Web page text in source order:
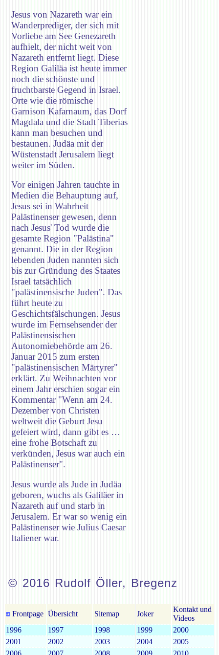
Jesus von Nazareth war ein
Wanderprediger, der sich mit
Vorliebe am See Genezareth
aufhielt, der nicht weit von
Nazareth entfernt liegt. Diese
Region Galiläa ist heute immer
noch die schönste und
fruchtbarste Gegend in Israel.
Orte wie die römische
Garnison Kafarnaum, das Dorf
Magdala und die Stadt Tiberias
kann man besuchen und
bestaunen. Judäa mit der
Wüstenstadt Jerusalem liegt
weiter im Süden.
Vor einigen Jahren tauchte in
Medien die Behauptung auf,
Jesus sei in Wahrheit
Palästinenser gewesen, denn
nach Jesus' Tod wurde die
gesamte Region "Palästina"
genannt. Die in der Region
lebenden Juden nannten sich
bis zur Gründung des Staates
Israel tatsächlich
"palästinensische Juden". Das
führt heute zu
Geschichtsfälschungen. Jesus
wurde im Fernsehsender der
Palästinensischen
Autonomiebehörde am 26.
Januar 2015 zum ersten
"palästinensischen Märtyrer"
erklärt. Zu Weihnachten vor
einem Jahr erschien sogar ein
Kommentar "Wenn am 24.
Dezember von Christen
weltweit die Geburt Jesu
gefeiert wird, dann gibt es …
eine frohe Botschaft zu
verkünden, Jesus war auch ein
Palästinenser".
Jesus wurde als Jude in Judäa
geboren, wuchs als Galiläer in
Nazareth auf und starb in
Jerusalem. Er war so wenig ein
Palästinenser wie Julius Caesar
Italiener war.
© 2016 Rudolf Öller, Bregenz
Frontpage Übersicht Sitemap Joker
Kontakt und
Videos
1996
1997 1998 1999
2000
2001
2002 2003 2004
2005
2006
2007 2008 2009 2010